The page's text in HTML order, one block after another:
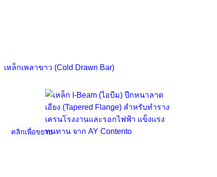
เหล็กเพลาขาว (Cold Drawn Bar)
คลิกเพื่อขยาย